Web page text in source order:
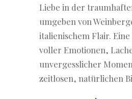
Liebe in der
umgeben von
italienischem Flair.
voller Emotionen,
unvergesslicher
zeitlosen, natürlichen